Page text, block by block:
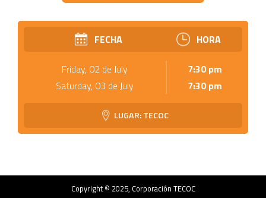
FECHA HORA
Friday, 02 de July
7:30 pm
Saturday, 03 de July
7:30 pm
LUGAR: TECOC
Copyright © 2025, Corporación TECOC